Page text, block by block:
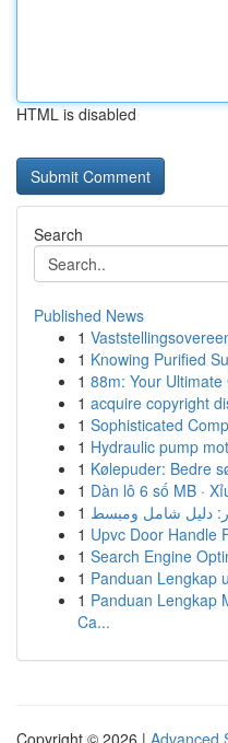
HTML is disabled
Search
Published News
1
1 Knowing Purified
1 88m: Your
1 acquire copyright
1 Sophisticated
1 Hydraulic pump
1 Kølepuder: Bedre
1 Dàn lô 6 số MB ·
1 دليل شامل ومبسط
1 Upvc Door Handle
1 Search Engine
1 Panduan Lengkap
1 Panduan Lengkap
Ca...
Copyright © 2026 | Advanced